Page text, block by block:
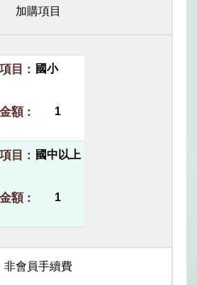
加購項目
國小
1
國中以上
1
非會員手續費